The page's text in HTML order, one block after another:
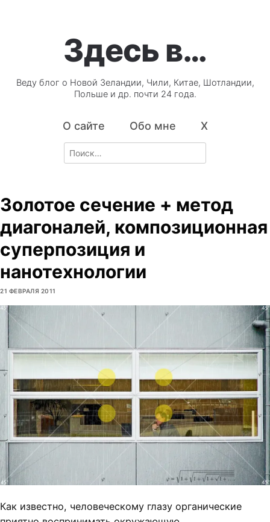
Здесь в…
Веду блог о Новой Зеландии, Чили, Китае, Шотландии,
Польше и др. почти 24 года.
О сайте Обо мне X
Search
for:
Золотое сечение + метод
диагоналей, композиционная
суперпозиция и
нанотехнологии
21 ФЕВРАЛЯ 2011
Как известно, человеческому глазу органические